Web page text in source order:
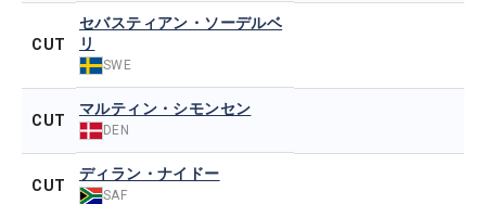
CUT
セバスティアン・ソーデルベ
リ
SWE
CUT
マルティン・シモンセン
DEN
CUT
ディラン・ナイドー
SAF